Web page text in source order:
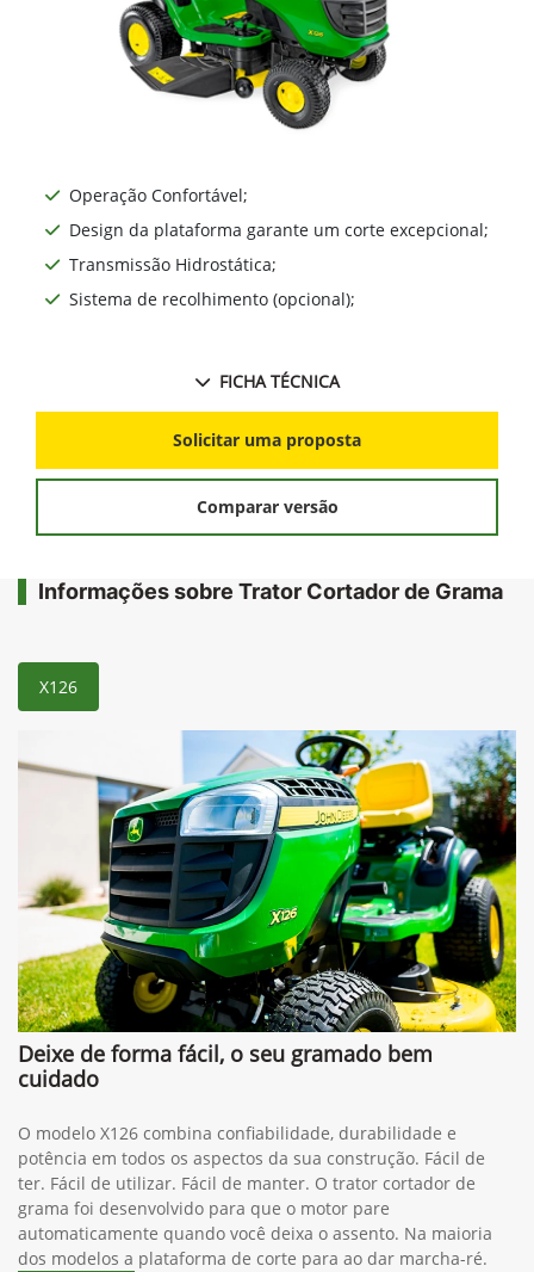
Operação Confortável;
Design da plataforma garante um corte excepcional;
Transmissão Hidrostática;
Sistema de recolhimento (opcional);
FICHA TÉCNICA
Solicitar uma proposta
Comparar versão
Informações sobre Trator Cortador de Grama
X126
Deixe de forma fácil, o seu gramado bem
cuidado
O modelo X126 combina confiabilidade, durabilidade e
potência em todos os aspectos da sua construção. Fácil de
ter. Fácil de utilizar. Fácil de manter. O trator cortador de
grama foi desenvolvido para que o motor pare
automaticamente quando você deixa o assento. Na maioria
dos modelos a plataforma de corte para ao dar marcha-ré.